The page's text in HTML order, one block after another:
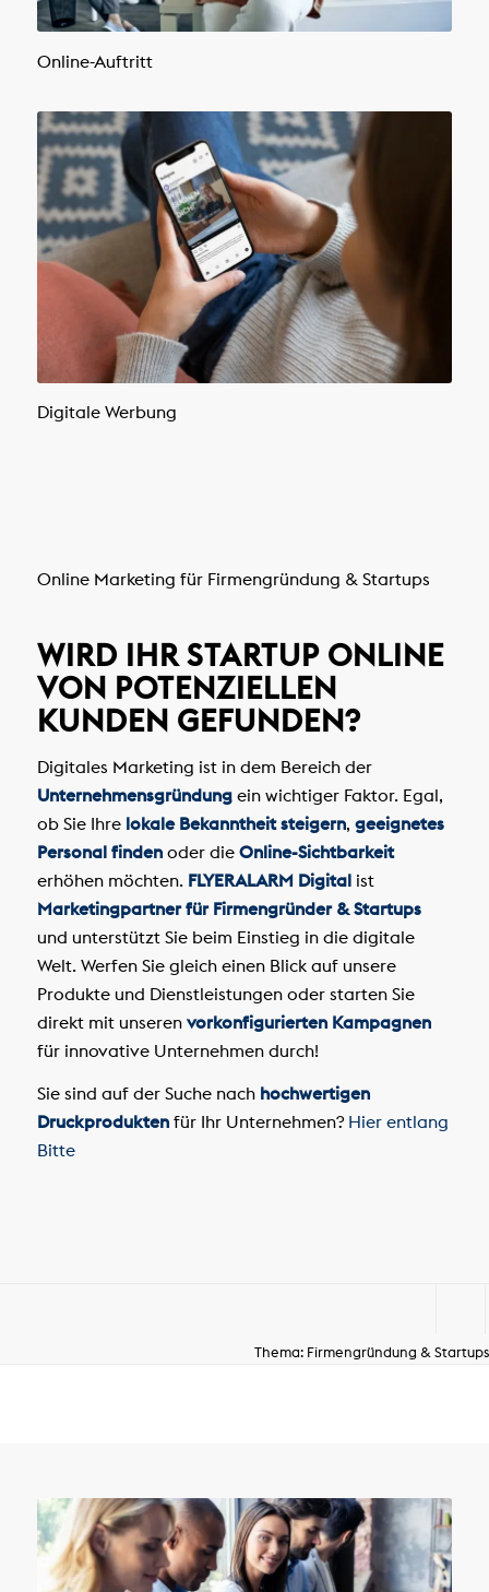
Online-Auftritt
Digitale Werbung
Online Marketing für Firmengründung & Startups
WIRD IHR STARTUP ONLINE
VON POTENZIELLEN
KUNDEN GEFUNDEN?
Digitales Marketing ist in dem Bereich der
Unternehmensgründungein wichtiger Faktor. Egal,
ob Sie Ihre lokale Bekanntheit steigern, geeignetes
Personal findenoder die Online-Sichtbarkeit
erhöhen möchten. FLYERALARM Digitalist
Marketingpartner für Firmengründer & Startups
und unterstützt Sie beim Einstieg in die digitale
Welt. Werfen Sie gleich einen Blick auf unsere
Produkte und Dienstleistungen oder starten Sie
direkt mit unseren vorkonfigurierten Kampagnen
für innovative Unternehmen durch!
Sie sind auf der Suche nach hochwertigen
Druckproduktenfür Ihr Unternehmen? Hier entlang
Bitte
Thema: Firmengründung & Startups